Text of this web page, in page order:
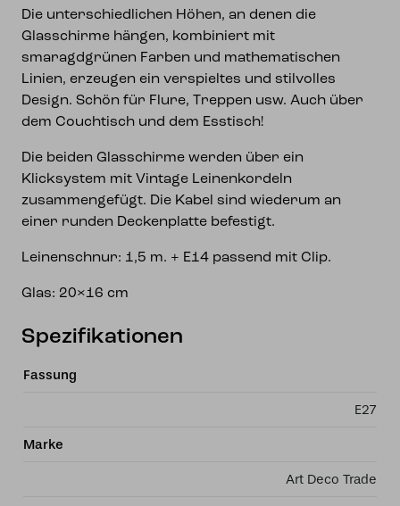
Die unterschiedlichen Höhen, an denen die
Glasschirme hängen, kombiniert mit
smaragdgrünen Farben und mathematischen
Linien, erzeugen ein verspieltes und stilvolles
Design. Schön für Flure, Treppen usw. Auch über
dem Couchtisch und dem Esstisch!
Die beiden Glasschirme werden über ein
Klicksystem mit Vintage Leinenkordeln
zusammengefügt. Die Kabel sind wiederum an
einer runden Deckenplatte befestigt.
Leinenschnur: 1,5 m. + E14 passend mit Clip.
Glas: 20×16 cm
Spezifikationen
Fassung
E27
Marke
Art Deco Trade